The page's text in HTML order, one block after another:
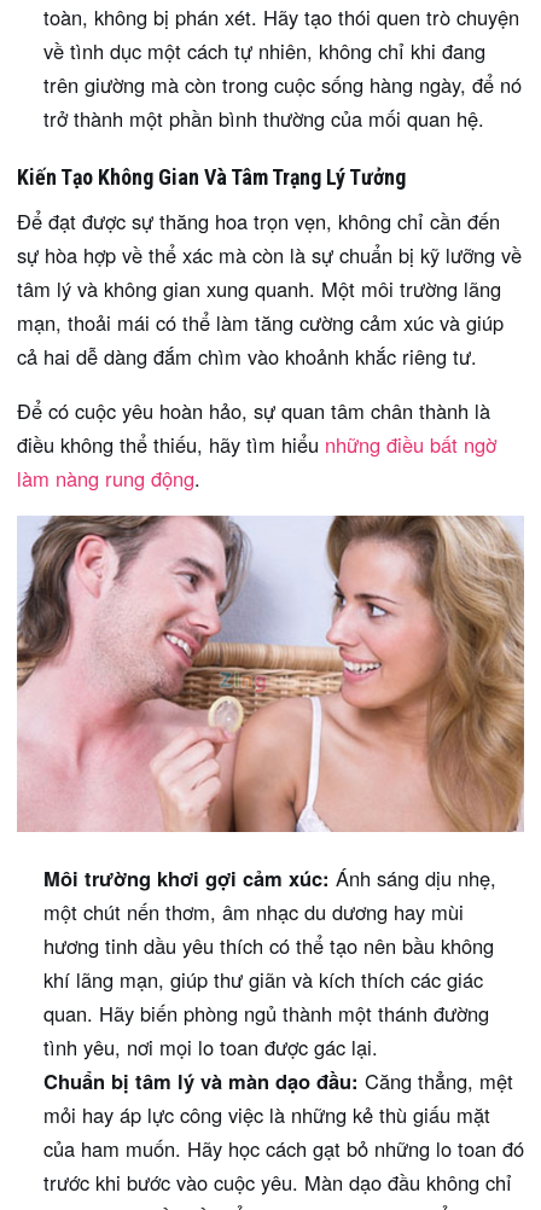
toàn, không bị phán xét. Hãy tạo thói quen trò chuyện
về tình dục một cách tự nhiên, không chỉ khi đang
trên giường mà còn trong cuộc sống hàng ngày, để nó
trở thành một phần bình thường của mối quan hệ.
Kiến Tạo Không Gian Và Tâm Trạng Lý Tưởng
Để đạt được sự thăng hoa trọn vẹn, không chỉ cần đến
sự hòa hợp về thể xác mà còn là sự chuẩn bị kỹ lưỡng về
tâm lý và không gian xung quanh. Một môi trường lãng
mạn, thoải mái có thể làm tăng cường cảm xúc và giúp
cả hai dễ dàng đắm chìm vào khoảnh khắc riêng tư.
Để có cuộc yêu hoàn hảo, sự quan tâm chân thành là
điều không thể thiếu, hãy tìm hiểu những điều bất ngờ
làm nàng rung động.
Môi trường khơi gợi cảm xúc: Ánh sáng dịu nhẹ,
một chút nến thơm, âm nhạc du dương hay mùi
hương tinh dầu yêu thích có thể tạo nên bầu không
khí lãng mạn, giúp thư giãn và kích thích các giác
quan. Hãy biến phòng ngủ thành một thánh đường
tình yêu, nơi mọi lo toan được gác lại.
Chuẩn bị tâm lý và màn dạo đầu: Căng thẳng, mệt
mỏi hay áp lực công việc là những kẻ thù giấu mặt
của ham muốn. Hãy học cách gạt bỏ những lo toan đó
trước khi bước vào cuộc yêu. Màn dạo đầu không chỉ